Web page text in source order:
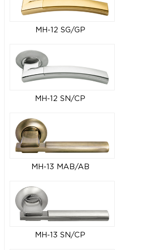
MH-12 SG/GP
MH-12 SN/CP
MH-13 MAB/AB
MH-13 SN/CP